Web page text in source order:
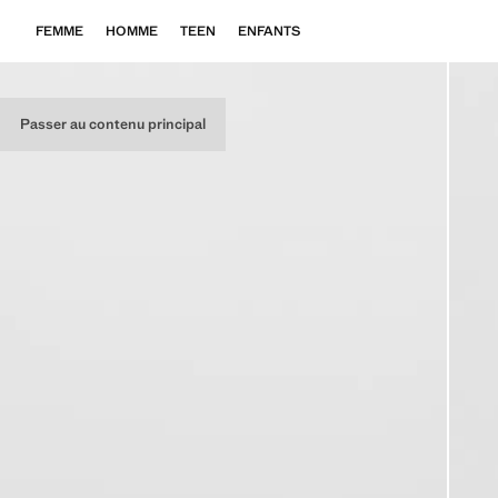
Passer au contenu principal
FEMME HOMME TEEN ENFANTS